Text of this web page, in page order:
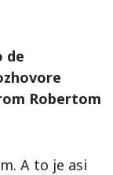
de
Robertom
A to je asi